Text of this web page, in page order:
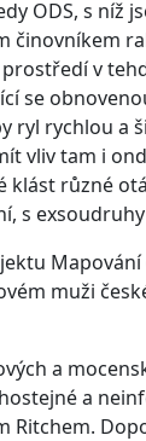
ODS, s níž
činovníkem
v
se
ryl rychlou a
vliv tam i
různé
s
Mapování
muži
a
a
Ritchem.